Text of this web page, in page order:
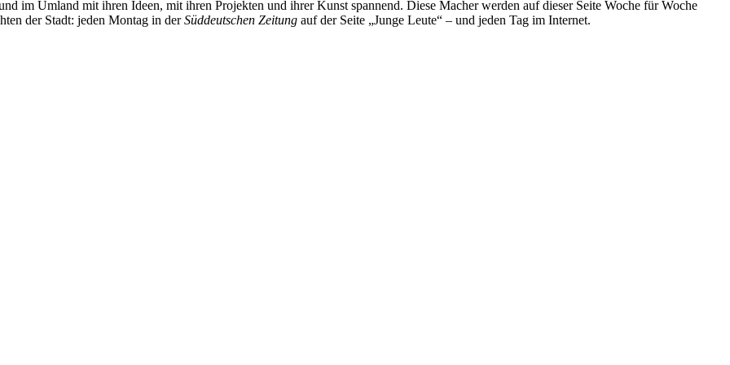
im Umland mit ihren Ideen, mit ihren Projekten und ihrer Kunst spannend. Diese Macher werden auf dieser Seite Woche für Woche
der Stadt: jeden Montag in derSüddeutschen Zeitung auf der Seite „Junge Leute“ – und jeden Tag im Internet.